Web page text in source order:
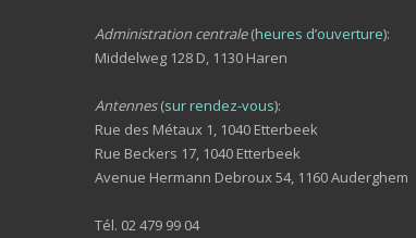
Administration centrale(heures d’ouverture):
Middelweg 128 D, 1130 Haren
Antennes(sur rendez-vous):
Rue des Métaux 1, 1040 Etterbeek
Rue Beckers 17, 1040 Etterbeek
Avenue Hermann Debroux 54, 1160 Auderghem
Tél. 02 479 99 04